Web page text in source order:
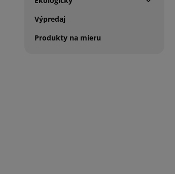
Výpredaj
Produkty na mieru